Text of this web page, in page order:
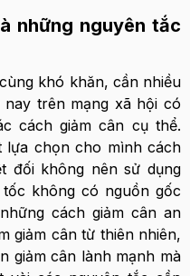
những nguyên tắc
khó khăn, cần nhiều
trên mạng xã hội có
cách giảm cân cụ thể.
lựa chọn cho mình cách
đối không nên sử dụng
không có nguồn gốc
cách giảm cân an
giảm cân từ thiên nhiên,
giảm cân lành mạnh mà